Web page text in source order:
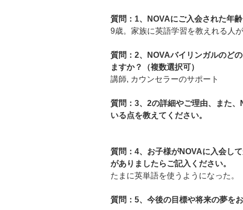
質問：1、NOVAにご入会された年
9歳。家族に英語学習を教えれる人
質問：2、NOVAバイリンガルのど
ますか？（複数選択可）
講師, カウンセラーのサポート
質問：3、2の詳細やご理由、また
いる点を教えてください。
質問：4、お子様がNOVAに入会し
がありましたらご記入ください。
たまに英単語を使うようになった。
質問：5、今後の目標や将来の夢を